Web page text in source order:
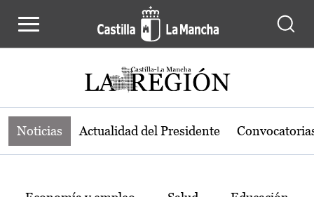
Noticias de la región de Castilla-La
Noticias Actualidad del Presidente
Temas